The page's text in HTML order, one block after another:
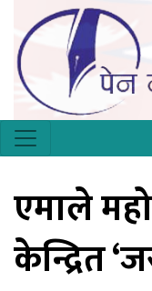
एमाले
केन्द्रित